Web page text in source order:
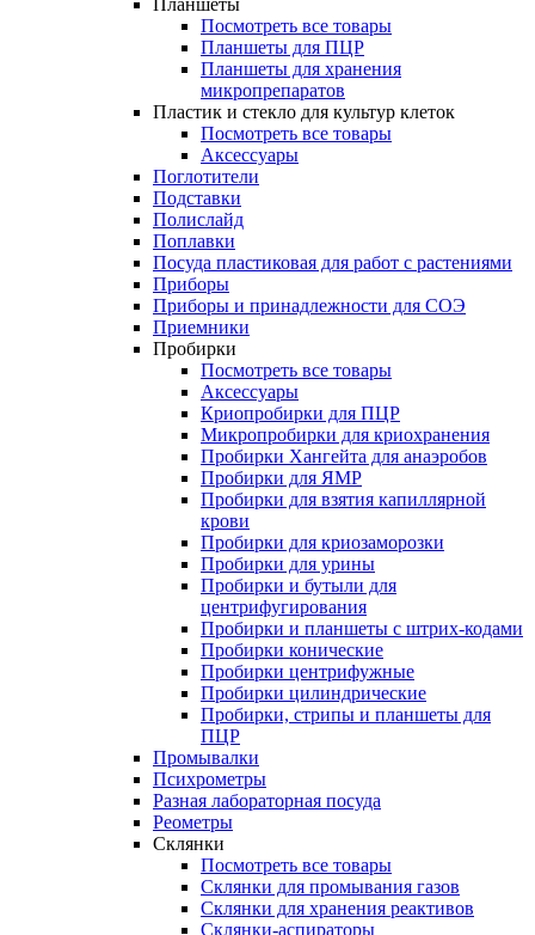
Планшеты
Посмотреть все товары
Планшеты для ПЦР
Планшеты для хранения
микропрепаратов
Пластик и стекло для культур клеток
Посмотреть все товары
Аксессуары
Поглотители
Подставки
Полислайд
Поплавки
Посуда пластиковая для работ с растениями
Приборы
Приборы и принадлежности для СОЭ
Приемники
Пробирки
Посмотреть все товары
Аксессуары
Криопробирки для ПЦР
Микропробирки для криохранения
Пробирки Хангейта для анаэробов
Пробирки для ЯМР
Пробирки для взятия капиллярной
крови
Пробирки для криозаморозки
Пробирки для урины
Пробирки и бутыли для
центрифугирования
Пробирки и планшеты с штрих-кодами
Пробирки конические
Пробирки центрифужные
Пробирки цилиндрические
Пробирки, стрипы и планшеты для
ПЦР
Промывалки
Психрометры
Разная лабораторная посуда
Реометры
Склянки
Посмотреть все товары
Склянки для промывания газов
Склянки для хранения реактивов
Склянки-аспираторы